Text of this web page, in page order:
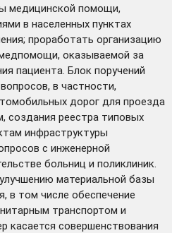
медицинской помощи,
в населенных пунктах
проработать организацию
оказываемой за
пациента. Блок поручений
в частности,
дорог для проезда
создания реестра типовых
инфраструктуры
с инженерной
больниц и поликлиник.
материальной базы
в том числе обеспечение
транспортом и
касается совершенствования